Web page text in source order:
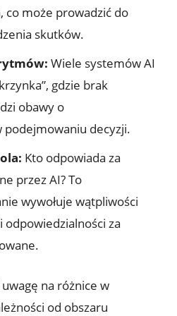
co może‍ prowadzić do
skutków.
Wiele systemów AI
gdzie brak
obawy o
podejmowaniu decyzji.
Kto odpowiada za
przez AI? To
wywołuje wątpliwości
za
na różnice ‌w
od obszaru